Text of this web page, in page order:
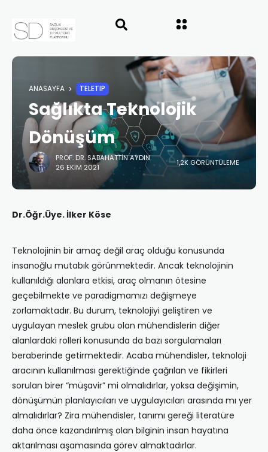
ANASAYFA TELETIP
Sağlıkta Teknolojik
Dönüşüm
PROF. DR. SABAHATTIN AYDIN
26 EKIM 2021
1,2K GÖRÜNTÜLEME
Dr.Öğr.Üye. İlker Köse
Teknolojinin bir amaç değil araç olduğu konusunda
insanoğlu mutabık görünmektedir. Ancak teknolojinin
kullanıldığı alanlara etkisi, araç olmanın ötesine
geçebilmekte ve paradigmamızı değişmeye
zorlamaktadır. Bu durum, teknolojiyi geliştiren ve
uygulayan meslek grubu olan mühendislerin diğer
alanlardaki rolleri konusunda da bazı sorgulamaları
beraberinde getirmektedir. Acaba mühendisler, teknoloji
aracının kullanılması gerektiğinde çağrılan ve fikirleri
sorulan birer “müşavir” mi olmalıdırlar, yoksa değişimin,
dönüşümün planlayıcıları ve uygulayıcıları arasında mı yer
almalıdırlar? Zira mühendisler, tanımı gereği literatüre
daha önce kazandırılmış olan bilginin insan hayatına
aktarılması aşamasında görev almaktadırlar.